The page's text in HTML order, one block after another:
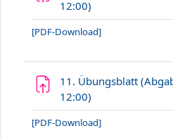
12:00)
[PDF-Download]
11. Übungsblatt
12:00)
[PDF-Download]